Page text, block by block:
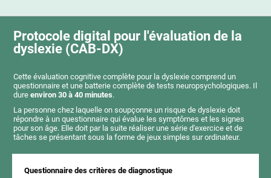
Protocole digital pour l'évaluation de la
dyslexie (CAB-DX)
Cette évaluation cognitive complète pour la dyslexie comprend un
questionnaire et une batterie complète de tests neuropsychologiques. Il
dureenviron 30 à 40 minutes.
La personne chez laquelle on soupçonne un risque de dyslexie doit
répondre à un questionnaire qui évalue les symptômes et les signes
pour son âge. Elle doit par la suite réaliser une série d'exercice et de
tâches se présentant sous la forme de jeux simples sur ordinateur.
Questionnaire des critères de diagnostique